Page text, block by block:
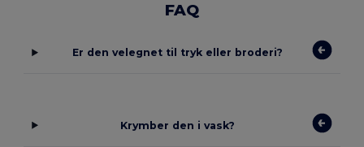
FAQ
Er den velegnet til tryk eller broderi?
Krymber den i vask?